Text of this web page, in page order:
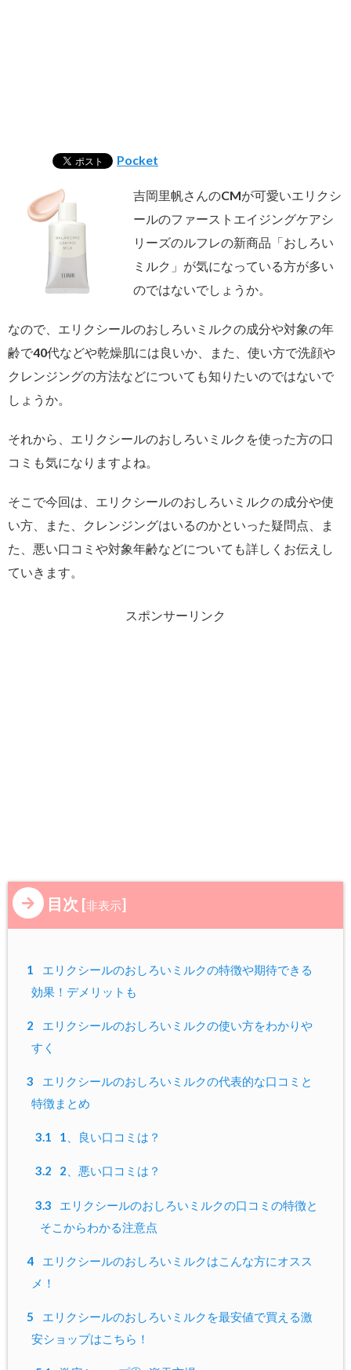
Pocket
吉岡里帆さんのCMが可愛いエリクシ
ールのファーストエイジングケアシ
リーズのルフレの新商品「おしろい
ミルク」が気になっている方が多い
のではないでしょうか。
なので、エリクシールのおしろいミルクの成分や対象の年
齢で40代などや乾燥肌には良いか、また、使い方で洗顔や
クレンジングの方法などについても知りたいのではないで
しょうか。
それから、エリクシールのおしろいミルクを使った方の口
コミも気になりますよね。
そこで今回は、エリクシールのおしろいミルクの成分や使
い方、また、クレンジングはいるのかといった疑問点、ま
た、悪い口コミや対象年齢などについても詳しくお伝えし
ていきます。
スポンサーリンク
目次 [非表示]
1
エリクシールのおしろいミルクの特徴や期待できる
効果！デメリットも
2
エリクシールのおしろいミルクの使い方をわかりや
すく
3
エリクシールのおしろいミルクの代表的な口コミと
特徴まとめ
3.1 1、良い口コミは？
3.2 2、悪い口コミは？
3.3
エリクシールのおしろいミルクの口コミの特徴と
そこからわかる注意点
4
エリクシールのおしろいミルクはこんな方にオスス
メ！
5
エリクシールのおしろいミルクを最安値で買える激
安ショップはこちら！